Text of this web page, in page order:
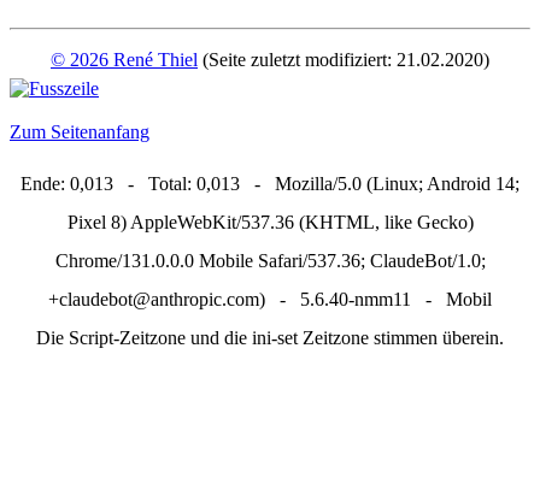
© 2026 René Thiel (Seite zuletzt modifiziert: 21.02.2020)
Zum Seitenanfang
Ende: 0,013 - Total: 0,013 - Mozilla/5.0 (Linux; Android 14;
Pixel 8) AppleWebKit/537.36 (KHTML, like Gecko)
Chrome/131.0.0.0 Mobile Safari/537.36; ClaudeBot/1.0;
+claudebot@anthropic.com) - 5.6.40-nmm11 - Mobil
Die Script-Zeitzone und die ini-set Zeitzone stimmen überein.